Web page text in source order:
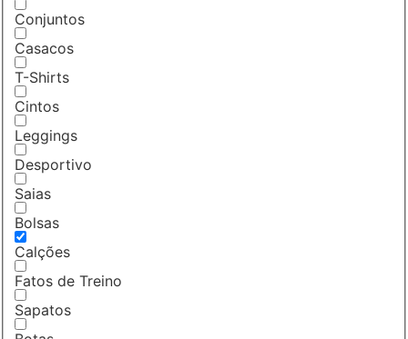
Conjuntos
Casacos
T-Shirts
Cintos
Leggings
Desportivo
Saias
Bolsas
Calções
Fatos de Treino
Sapatos